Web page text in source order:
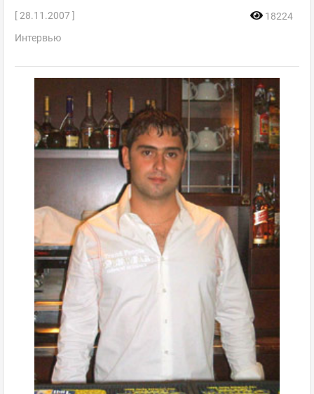
[ 28.11.2007 ]
18224
Интервью